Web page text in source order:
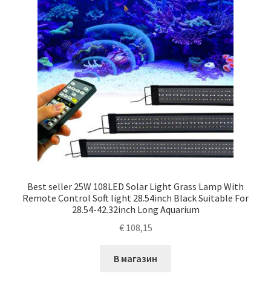
Best seller 25W 108LED Solar Light Grass Lamp With
Remote Control Soft light 28.54inch Black Suitable For
28.54-42.32inch Long Aquarium
€108,15
В магазин